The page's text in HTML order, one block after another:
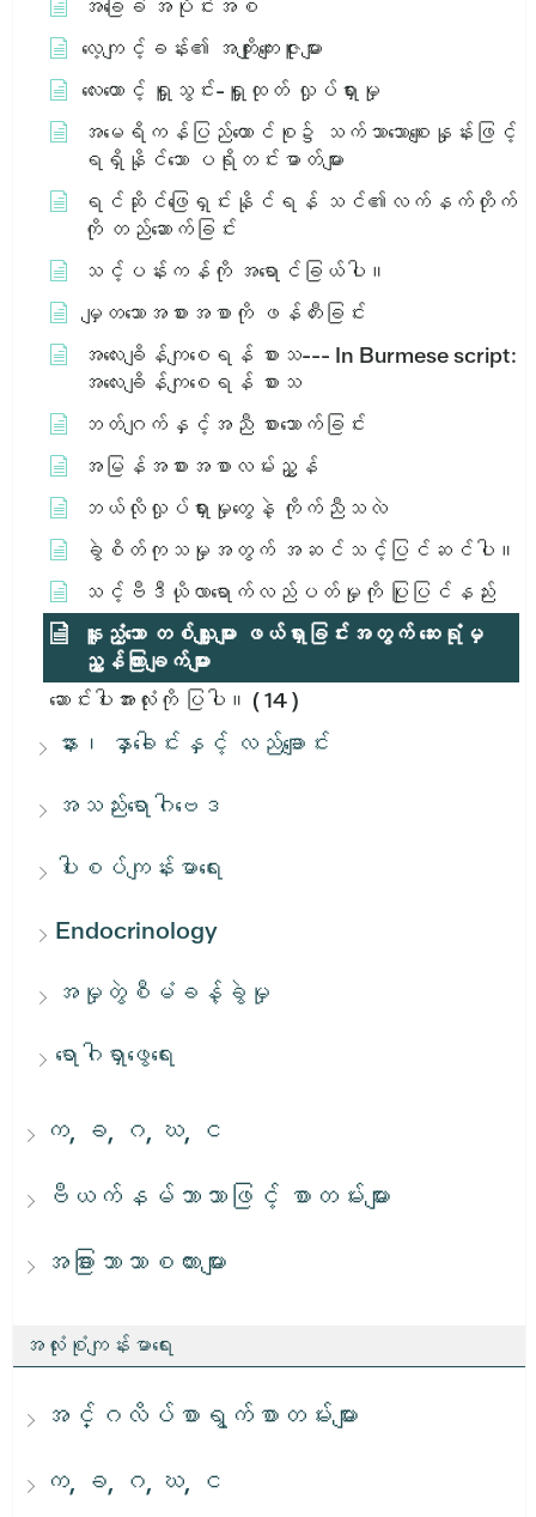
အခြေခံ အပိုင်းအစ
လေ့ကျင့်ခန်း၏ အကျိုးကျေးဇူးများ
လေးထောင့် ရှူသွင်း-ရှူထုတ် လှုပ်ရှားမှု
အမေရိကန်ပြည်ထောင်စု၌ သက်သာသောစျေးနှုန်းဖြင့်
ရရှိနိုင်သော ပရိုတင်းဓာတ်များ
ရင်ဆိုင်ဖြေရှင်းနိုင်ရန် သင်၏လက်နက်တိုက်
ကို တည်ဆောက်ခြင်း
သင့်ပန်းကန်ကို အရောင်ခြယ်ပါ။
မျှတသောအစားအစာကို ဖန်တီးခြင်း
အ​လေး​ချိန်​ကျ​စေ​ရန်​ စား​သ​ --- In Burmese script:
အ​လေး​ချိန်​ကျ​စေ​ရန်​ စား​သ​
ဘတ်ဂျက်နှင့်အညီ စားသောက်ခြင်း
အမြန်အစားအစာလမ်းညွှန်
ဘယ်လိုလှုပ်ရှားမှုတွေနဲ့ ကိုက်ညီသလဲ
ခွဲစိတ်ကုသမှုအတွက် အဆင်သင့်ပြင်ဆင်ပါ။
သင့်ဗီဒီယိုလာရောက်လည်ပတ်မှုကို ပြုပြင်နည်း
နူးညံ့သော တစ်သျှူးများ ဖယ်ရှားခြင်းအတွက် ဆေးရုံမှ
ညွှန်ကြားချက်များ
ဆောင်းပါးအားလုံးကို ပြပါ။ ( 14 )
နား၊ နှာခေါင်းနှင့် လည်ချောင်း
အသည်းရောဂါဗေဒ
ပါးစပ်ကျန်းမာရေး
Endocrinology
အမှုတွဲစီမံခန့်ခွဲမှု
ရောဂါရှာဖွေရေး
က, ခ, ဂ, ဃ, င
ဗီယက်နမ်ဘာသာဖြင့် စာတမ်းများ
အခြားဘာသာစကားများ
အလုံးစုံကျန်းမာရေး
အင်္ဂလိပ်စာရွက်စာတမ်းများ
က, ခ, ဂ, ဃ, င